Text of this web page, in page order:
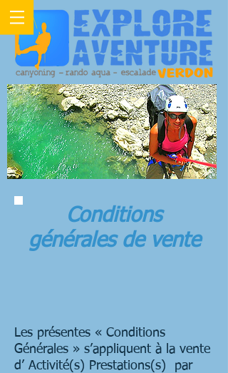
Conditions
générales de vente
Les présentes « Conditions
Générales » s’appliquent à la vente
d’ Activité(s) Prestations(s) par